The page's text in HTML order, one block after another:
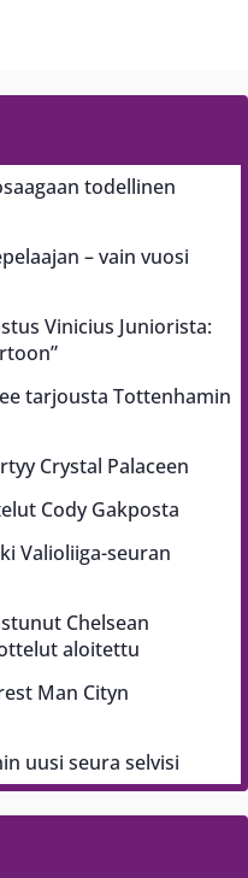
todellinen
– vain vuosi
Vinicius Juniorista:
tarjousta Tottenhamin
Crystal Palaceen
Cody Gakposta
Valioliiga-seuran
Chelsean
aloitettu
Man Cityn
uusi seura selvisi